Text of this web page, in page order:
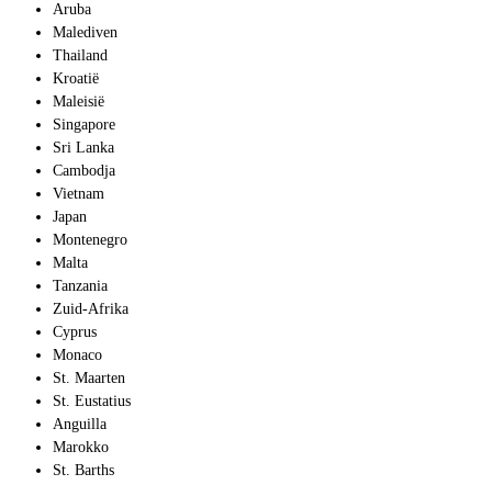
Aruba
Malediven
Thailand
Kroatië
Maleisië
Singapore
Sri Lanka
Cambodja
Vietnam
Japan
Montenegro
Malta
Tanzania
Zuid-Afrika
Cyprus
Monaco
St. Maarten
St. Eustatius
Anguilla
Marokko
St. Barths